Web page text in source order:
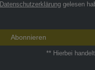
Daten­schutz­erklärunggelesen
Abonnieren
** Hierbei